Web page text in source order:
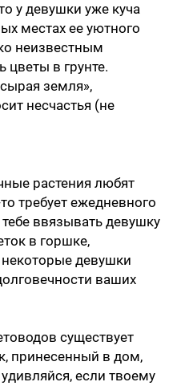
у девушки уже куча
местах ее уютного
неизвестным
цветы в грунте.
земля»,
несчастья (не
растения любят
требует ежедневного
ввязывать девушку
в горшке,
девушки
ваших
существует
принесенный в дом,
если твоему